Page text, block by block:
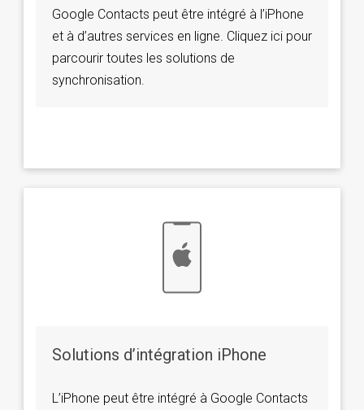
Google Contacts peut être intégré à l’iPhone
et à d’autres services en ligne. Cliquez ici pour
parcourir toutes les solutions de
synchronisation.
Solutions d’intégration iPhone
L’iPhone peut être intégré à Google Contacts